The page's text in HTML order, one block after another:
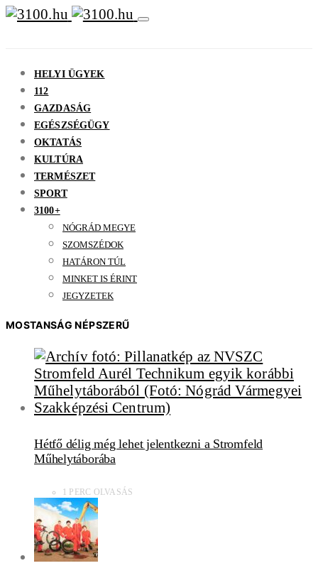
HELYI ÜGYEK
112
GAZDASÁG
EGÉSZSÉGÜGY
OKTATÁS
KULTÚRA
TERMÉSZET
SPORT
3100+
NÓGRÁD MEGYE
SZOMSZÉDOK
HATÁRON TÚL
MINKET IS ÉRINT
JEGYZETEK
MOSTANSÁG NÉPSZERŰ
Hétfő délig még lehet jelentkezni a Stromfeld
Műhelytáborába
1 PERC OLVASÁS